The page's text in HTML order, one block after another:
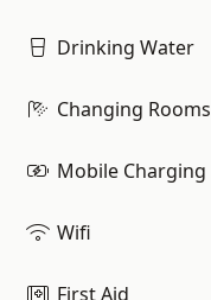
Drinking Water
Changing Rooms
Mobile Charging
Wifi
First Aid